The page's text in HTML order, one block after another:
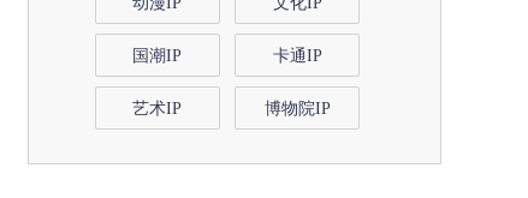
国潮IP 卡通IP
艺术IP 博物院IP